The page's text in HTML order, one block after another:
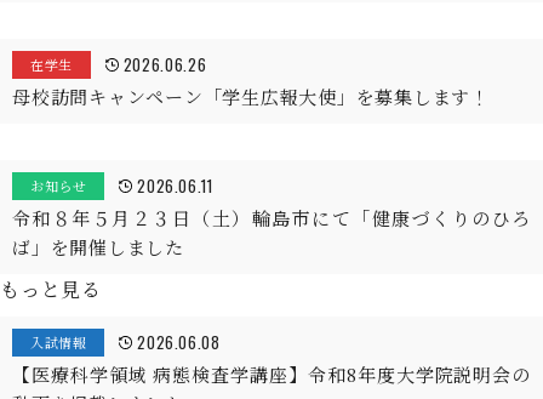
在学生 2026.06.26
母校訪問キャンペーン「学生広報大使」を募集します！
お知らせ 2026.06.11
令和８年５月２３日（土）輪島市にて「健康づくりのひろ
ば」を開催しました
もっと見る
入試情報 2026.06.08
【医療科学領域 病態検査学講座】令和8年度大学院説明会の